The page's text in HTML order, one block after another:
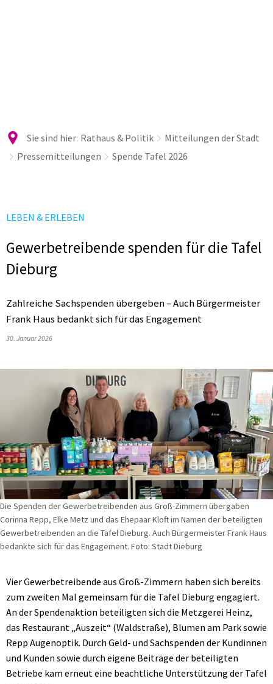
Sie sind hier: Rathaus & Politik
Mitteilungen der Stadt
Pressemitteilungen
Spende Tafel 2026
LEBEN & ERLEBEN
Gewerbetreibende spenden für die Tafel
Dieburg
Zahlreiche Sachspenden übergeben – Auch Bürgermeister
Frank Haus bedankt sich für das Engagement
30. Januar 2026
Die Spenden der Gewerbetreibenden aus Groß-Zimmern übergaben
Corinna Repp, Elke Metz und das Ehepaar Kloft im Namen der beteiligten
Gewerbetreibenden an die Tafel Dieburg. Auch Bürgermeister Frank Haus
bedankte sich für das Engagement. Foto: Stadt Dieburg
Vier Gewerbetreibende aus Groß-Zimmern haben sich bereits
zum zweiten Mal gemeinsam für die Tafel Dieburg engagiert.
An der Spendenaktion beteiligten sich die Metzgerei Heinz,
das Restaurant „Auszeit“ (Waldstraße), Blumen am Park sowie
Repp Augenoptik. Durch Geld- und Sachspenden der Kundinnen
und Kunden sowie durch eigene Beiträge der beteiligten
Betriebe kam erneut eine beachtliche Unterstützung der Tafel